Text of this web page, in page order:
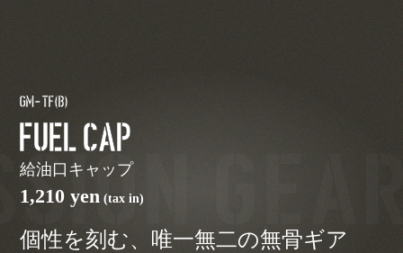
GM-TF(B)
Fuel Cap
給油口キャップ
1,210 yen (tax in)
個性を刻む、唯一無二の無骨ギア